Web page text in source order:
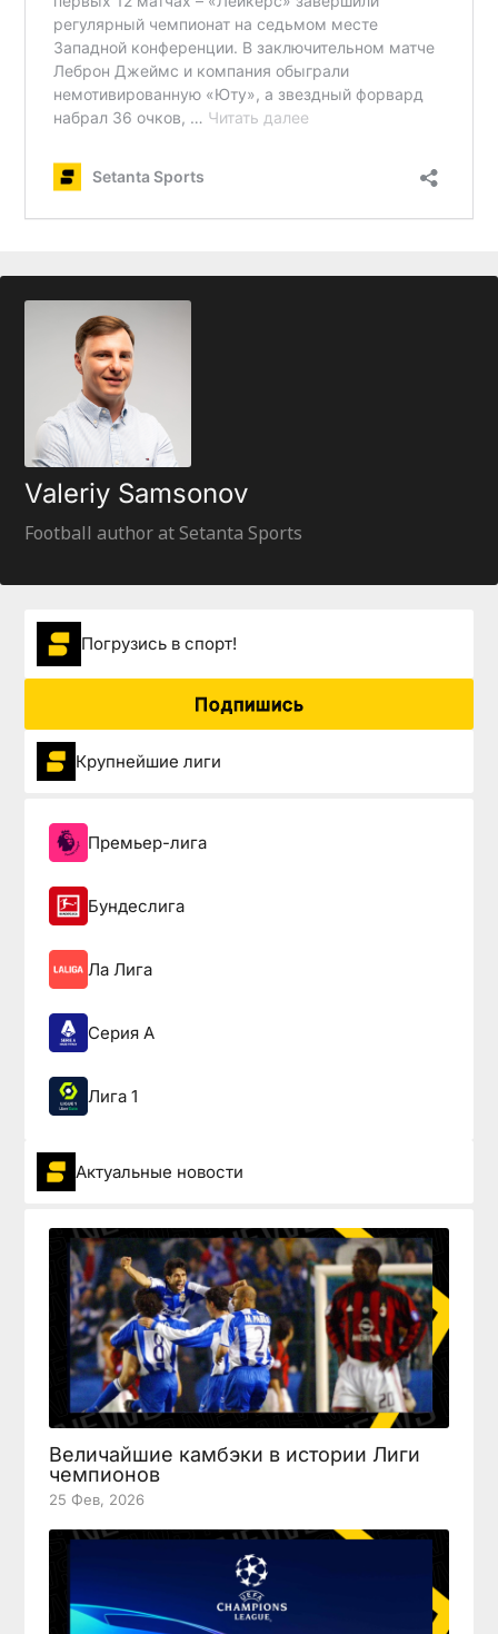
Valeriy Samsonov
Football author at Setanta Sports
Погрузиcь в спорт!
Подпишись
Крупнейшие лиги
Премьер-лига
Бундеслига
Ла Лига
Серия А
Лига 1
Актуальные новости
Величайшие камбэки в истории Лиги
чемпионов
25 Фев, 2026